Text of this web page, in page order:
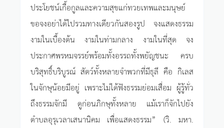
ประโยชน์เกื้อกูลและความสุขแก่ทวยเทพและมนุษย์
ขอจงอย่าได้ไปรวมทางเดียวกันสองรูป จงแสดงธรรม
งามในเบื้องต้น งามในท่ามกลาง งามในที่สุด จง
ประกาศพรหมจรรย์พร้อมทั้งอรรถทั้งพยัญชนะ ครบ
บริสุทธิ์บริบูรณ์ สัตว์ทั้งหลายจำพวกที่มีธุลี คือ กิเลส
ในจักษุน้อยมีอยู่ เพราะไม่ได้ฟังธรรมย่อมเสื่อม ผู้รู้ทั่ว
ถึงธรรมจักมี ดูก่อนภิกษุทั้งหลาย แม้เราก็จักไปยัง
ตำบลอุรุเวลาเสนานิคม เพื่อแสดงธรรม” (วิ. มหา.